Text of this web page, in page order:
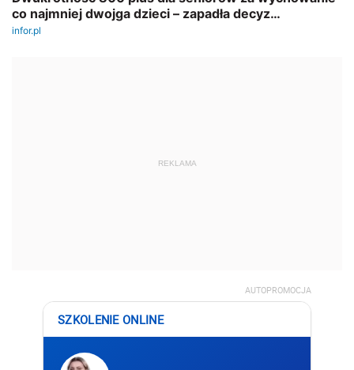
REKLAMA
AUTOPROMOCJA
SZKOLENIE ONLINE